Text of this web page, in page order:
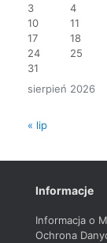
sierpień 2026
3
4
10
11
17
18
24
25
31
« lip
Informacje
Informacja o
Ochrona